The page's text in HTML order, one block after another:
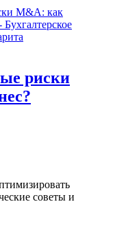
риски
советы и